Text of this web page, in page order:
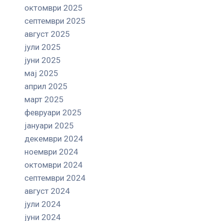
октомври 2025
септември 2025
август 2025
јули 2025
јуни 2025
мај 2025
април 2025
март 2025
февруари 2025
јануари 2025
декември 2024
ноември 2024
октомври 2024
септември 2024
август 2024
јули 2024
јуни 2024